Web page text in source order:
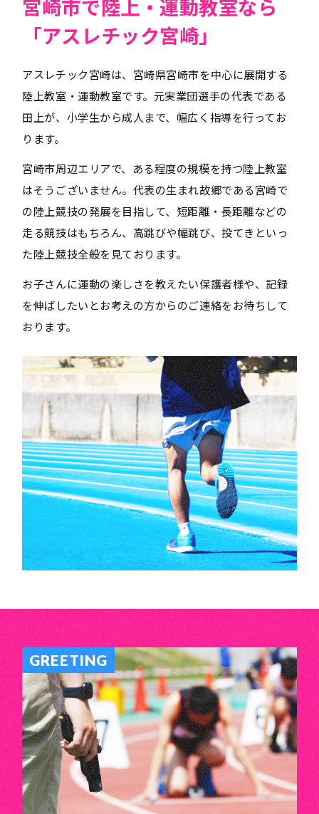
宮崎市で陸上・運動教室なら
「アスレチック宮崎」
アスレチック宮崎は、宮崎県宮崎市を中心に展開する
陸上教室・運動教室です。元実業団選手の代表である
田上が、小学生から成人まで、幅広く指導を行ってお
ります。
宮崎市周辺エリアで、ある程度の規模を持つ陸上教室
はそうございません。代表の生まれ故郷である宮崎で
の陸上競技の発展を目指して、短距離・長距離などの
走る競技はもちろん、高跳びや幅跳び、投てきといっ
た陸上競技全般を見ております。
お子さんに運動の楽しさを教えたい保護者様や、記録
を伸ばしたいとお考えの方からのご連絡をお待ちして
おります。
GREETING